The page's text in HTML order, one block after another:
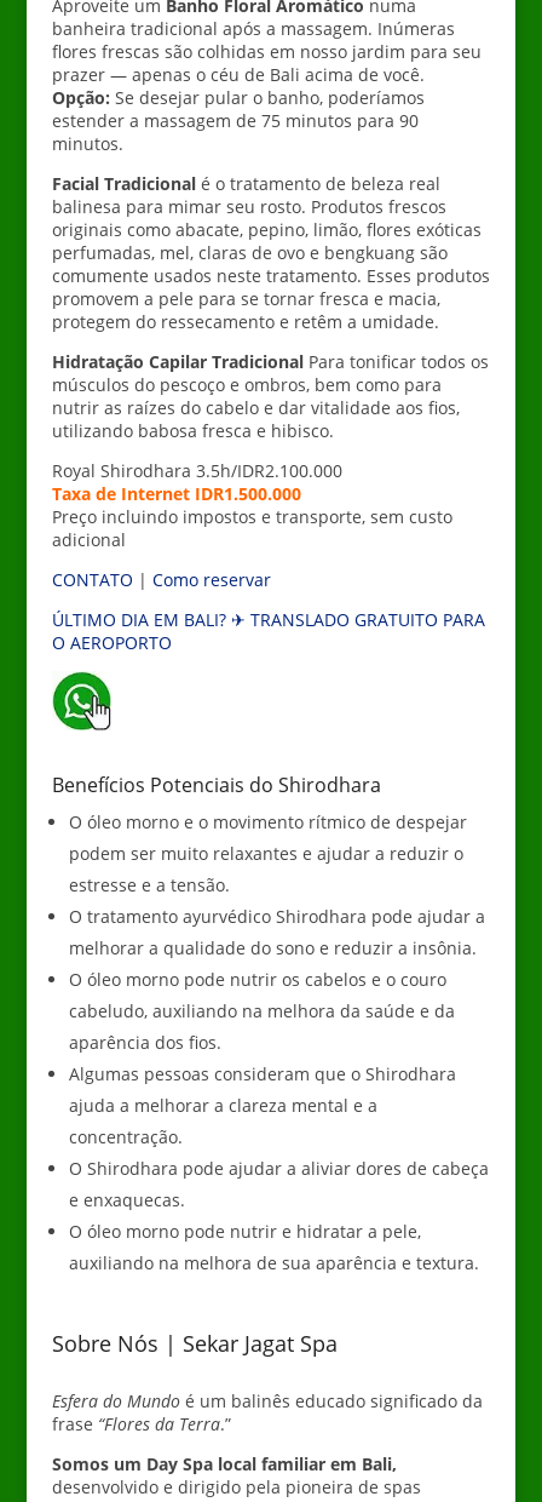
Aproveite um Banho Floral Aromático numa
banheira tradicional após a massagem. Inúmeras
flores frescas são colhidas em nosso jardim para seu
prazer — apenas o céu de Bali acima de você.
Opção: Se desejar pular o banho, poderíamos
estender a massagem de 75 minutos para 90
minutos.
Facial Tradicional é o tratamento de beleza real
balinesa para mimar seu rosto. Produtos frescos
originais como abacate, pepino, limão, flores exóticas
perfumadas, mel, claras de ovo e bengkuang são
comumente usados neste tratamento. Esses produtos
promovem a pele para se tornar fresca e macia,
protegem do ressecamento e retêm a umidade.
Hidratação Capilar TradicionalPara tonificar todos os
músculos do pescoço e ombros, bem como para
nutrir as raízes do cabelo e dar vitalidade aos fios,
utilizando babosa fresca e hibisco.
Royal Shirodhara 3.5h/IDR2.100.000
Taxa de Internet IDR1.500.000
Preço incluindo impostos e transporte, sem custo
adicional
CONTATO | Como reservar
ÚLTIMO DIA EM BALI? ✈ TRANSLADO GRATUITO PARA
O AEROPORTO
Benefícios Potenciais do Shirodhara
O óleo morno e o movimento rítmico de despejar
podem ser muito relaxantes e ajudar a reduzir o
estresse e a tensão.
O tratamento ayurvédico Shirodhara pode ajudar a
melhorar a qualidade do sono e reduzir a insônia.
O óleo morno pode nutrir os cabelos e o couro
cabeludo, auxiliando na melhora da saúde e da
aparência dos fios.
Algumas pessoas consideram que o Shirodhara
ajuda a melhorar a clareza mental e a
concentração.
O Shirodhara pode ajudar a aliviar dores de cabeça
e enxaquecas.
O óleo morno pode nutrir e hidratar a pele,
auxiliando na melhora de sua aparência e textura.
Sobre Nós | Sekar Jagat Spa
Esfera do Mundoé um balinês educado significado da
frase “Flores da Terra.”
Somos um Day Spa local familiar em Bali,
desenvolvido e dirigido pela pioneira de spas